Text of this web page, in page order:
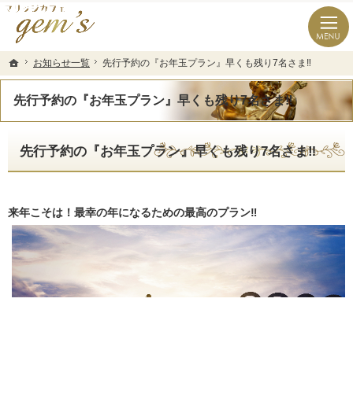
ホーム
お知らせ一覧 先行予約の『お年玉プラン』早くも残り7名さま‼️
先行予約の『お年玉プラン』早くも残り7名さま‼️
長崎県の婚活なら結婚相談所のマリッジカフェgem’ｓ（ジェムズ）
長崎県長崎市の結婚相談所マリッジカフェgem's(ジェムズ)
先行予約の『お年玉プラン』早くも残り7名さま‼️
来年こそは！最幸の年になるための最高のプラン‼️
ホーム
お知らせ一覧 先行予約の『お年玉プラン』早くも残り7名さま‼️